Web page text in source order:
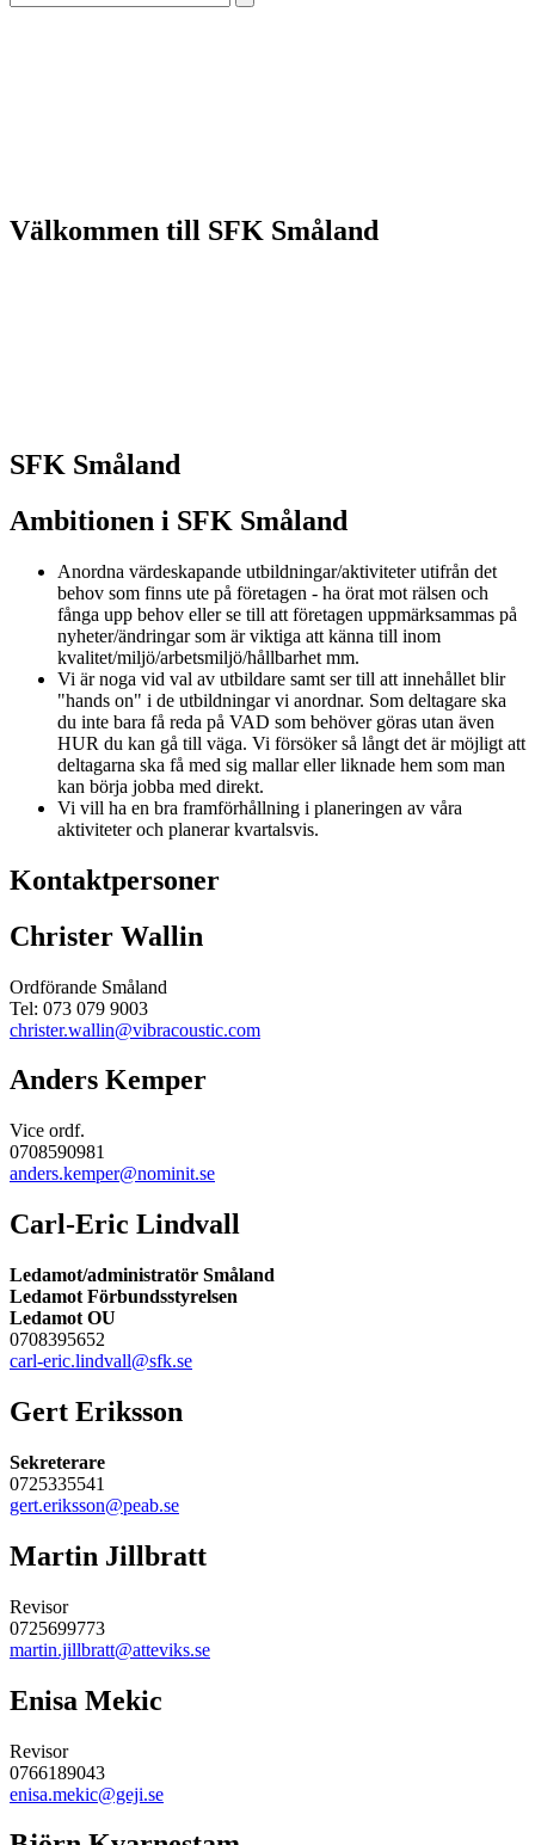
mobile
mobile
Välkommen till SFK Småland
SFK Småland
Ambitionen i SFK Småland
Anordna värdeskapande utbildningar/aktiviteter utifrån det
behov som finns ute på företagen - ha örat mot rälsen och
fånga upp behov eller se till att företagen uppmärksammas på
nyheter/ändringar som är viktiga att känna till inom
kvalitet/miljö/arbetsmiljö/hållbarhet mm.
Vi är noga vid val av utbildare samt ser till att innehållet blir
"hands on" i de utbildningar vi anordnar. Som deltagare ska
du inte bara få reda på VAD som behöver göras utan även
HUR du kan gå till väga. Vi försöker så långt det är möjligt att
deltagarna ska få med sig mallar eller liknade hem som man
kan börja jobba med direkt.
Vi vill ha en bra framförhållning i planeringen av våra
aktiviteter och planerar kvartalsvis.
Kontaktpersoner
Christer Wallin
Ordförande Småland
Tel: 073 079 9003
christer.wallin@vibracoustic.com
Anders Kemper
Vice ordf.
0708590981
anders.kemper@nominit.se
Carl-Eric Lindvall
Ledamot/administratör Småland
Ledamot Förbundsstyrelsen
Ledamot OU
0708395652
carl-eric.lindvall@sfk.se
Gert Eriksson
Sekreterare
0725335541
gert.eriksson@peab.se
Martin Jillbratt
Revisor
0725699773
martin.jillbratt@atteviks.se
Enisa Mekic
Revisor
0766189043
enisa.mekic@geji.se